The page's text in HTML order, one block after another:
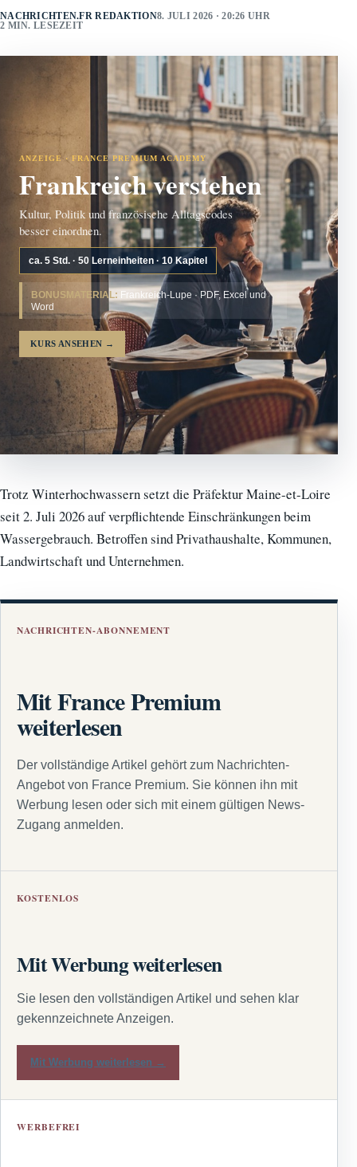
NACHRICHTEN.FR REDAKTION8. JULI 2026 · 20:26 UHR
2 MIN. LESEZEIT
ANZEIGE · FRANCE PREMIUM ACADEMY
Frankreich verstehen
Kultur, Politik und französische Alltagscodes
besser einordnen.
ca. 5 Std. · 50 Lerneinheiten · 10 Kapitel
BONUSMATERIAL: Frankreich-Lupe · PDF, Excel und
Word
KURS ANSEHEN →
Trotz Winterhochwassern setzt die Präfektur Maine-et-Loire
seit 2. Juli 2026 auf verpflichtende Einschränkungen beim
Wassergebrauch. Betroffen sind Privathaushalte, Kommunen,
Landwirtschaft und Unternehmen.
NACHRICHTEN-ABONNEMENT
Mit France Premium
weiterlesen
Der vollständige Artikel gehört zum Nachrichten-
Angebot von France Premium. Sie können ihn mit
Werbung lesen oder sich mit einem gültigen News-
Zugang anmelden.
KOSTENLOS
Mit Werbung weiterlesen
Sie lesen den vollständigen Artikel und sehen klar
gekennzeichnete Anzeigen.
Mit Werbung weiterlesen →
WERBEFREI